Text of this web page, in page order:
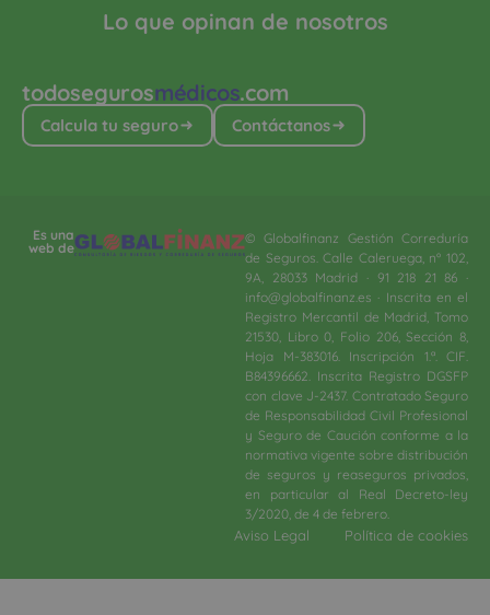
todosegurosmédicos.com
Calcula tu seguro Contáctanos
Lo que opinan de nosotros
Es una
web de
© Globalfinanz Gestión Correduría
de Seguros. Calle Caleruega, nº 102,
9A, 28033 Madrid · 91 218 21 86 ·
info@globalfinanz.es · Inscrita en el
Registro Mercantil de Madrid, Tomo
21530, Libro 0, Folio 206, Sección 8,
Hoja M-383016. Inscripción 1.ª. CIF.
B84396662. Inscrita Registro DGSFP
con clave J-2437. Contratado Seguro
de Responsabilidad Civil Profesional
y Seguro de Caución conforme a la
normativa vigente sobre distribución
de seguros y reaseguros privados,
en particular al Real Decreto-ley
3/2020, de 4 de febrero.​
Aviso Legal Política de cookies